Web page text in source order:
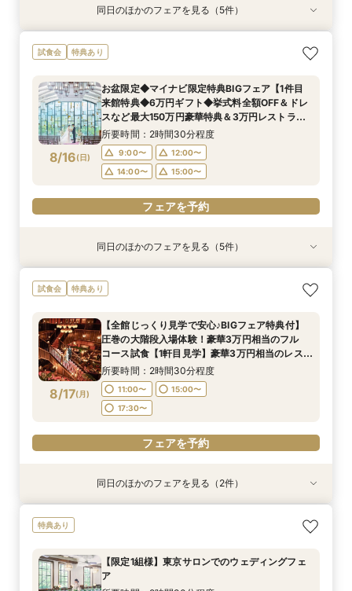
特典あり
8/15(土)
【ドレスが映える】憧れの大階段×歴史ある洋館
で叶う◆1件目見学なら挙式料最大全額OFF×レス
験！近江牛&絶品渡蟹試食など豪華試食
所要時間：2時間30分程度
9:00〜
12:00〜
14:00〜
15:00〜
フェアを予約
特典あり
8/15(土)
【初来館が1番お得】1件目来館で6万円ギフト付
き◆挙式料全額OFF＆ドレス20万円など最大150
牛含む豪華フルコース3万相当絶品試食フェア
所要時間：2時間30分程度
9:00〜
12:00〜
14:00〜
15:00〜
フェアを予約
特典あり
8/15(土)
【ミシュランの味☆】和牛&絶品渡蟹の豪華試食
も叶う満喫フェア！ 必ずもらえる豪華3万円相当
所要時間：2時間30分程度
9:00〜
12:00〜
14:00〜
15:00〜
フェアを予約
特典あり
8/15(土)
【10名64万円★専用会場有】最短1ヶ月で準備
OK！6名様から適用可10名64万円からの少人数
対応♪
所要時間：2時間30分程度
9:00〜
12:00〜
14:00〜
15:00〜
フェアを予約
特典あり
8/15(土)
【見積相談のみでもOK◎90分クイック見学】レ
ストランペアチケットプレゼント付！チャペル体
シェフ特製豪華無料試食も！
所要時間：1時間30分程度
9:00〜
12:00〜
14:00〜
15:00〜
フェアを予約
同日のほかのフェアを見る（5件）
試食会 特典あり
8/16(日)
お盆限定◆マイナビ限定特典BIGフェア【1件目
来館特典◆6万円ギフト◆挙式料全額OFF＆ドレ
スなど最大150万円豪華特典＆3万円レストラン
チケット】近江牛を含む3万円コースを無料で体
験×全館見学
所要時間：2時間30分程度
9:00〜
12:00〜
14:00〜
15:00〜
フェアを予約
8/16(日)
【自宅＆スマホOK】◆オンライン会場相談◆ご
遠方でも安心◎気軽に見学
10:00〜 16:00〜
フェアを予約
特典あり
8/16(日)
【ドレスが映える】憧れの大階段×歴史ある洋館
で叶う◆1件目見学なら挙式料最大全額OFF×レス
験！近江牛&絶品渡蟹試食など豪華試食
所要時間：2時間30分程度
9:00〜
12:00〜
14:00〜
15:00〜
フェアを予約
特典あり
8/16(日)
【見積相談のみでもOK◎90分クイック見学】レ
ストランペアチケットプレゼント付！チャペル体
シェフ特製豪華無料試食も！
所要時間：1時間30分程度
9:00〜
12:00〜
14:00〜
15:00〜
フェアを予約
特典あり
8/16(日)
【初来館が1番お得】1件目来館で6万円ギフト付
き◆挙式料全額OFF＆ドレス20万円など最大150
牛含む豪華フルコース3万相当絶品試食フェア
所要時間：2時間30分程度
9:00〜
12:00〜
14:00〜
15:00〜
フェアを予約
特典あり
8/16(日)
【10名64万円★専用会場有】最短1ヶ月で準備
OK！6名様から適用可10名64万円からの少人数
対応♪
所要時間：2時間30分程度
9:00〜
12:00〜
14:00〜
15:00〜
フェアを予約
同日のほかのフェアを見る（5件）
試食会 特典あり
8/17(月)
【全館じっくり見学で安心♪BIGフェア特典付】
圧巻の大階段入場体験！豪華3万円相当のフル
コース試食【1軒目見学】豪華3万円相当のレスト
ランペアディナーチケットプレゼント
所要時間：2時間30分程度
11:00〜
15:00〜
17:30〜
フェアを予約
特典あり
【初見学が1番お得】1件目来館特典付き◆1件目
見学なら挙式料最大全額OFF◆光チャペルの挙式
試食フェア
所要時間：2時間30分程度
特典あり
OK！6名様から適用可10名64万円からの少人数
所要時間：2時間30分程度
同日のほかのフェアを見る（2件）
特典あり
【限定1組様】東京サロンでのウェディングフェ
ア